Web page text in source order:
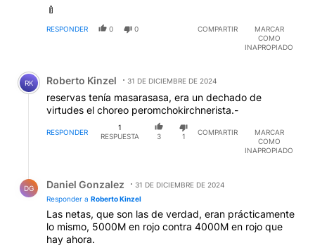
🍼
RESPONDER 0 0 COMPARTIR
MARCAR
COMO
INAPROPIADO
Comentario de Roberto Kinzel.
RK Roberto Kinzel 31 DE DICIEMBRE DE 2024
reservas tenía masarasasa, era un dechado de
virtudes el choreo peromchokirchnerista.-
RESPONDER
1
RESPUESTA
3 1
COMPARTIR
MARCAR
COMO
INAPROPIADO
DG Daniel Gonzalez
31 DE DICIEMBRE DE 2024
Responder a Roberto Kinzel
Las netas, que son las de verdad, eran prácticamente
lo mismo, 5000M en rojo contra 4000M en rojo que
hay ahora.